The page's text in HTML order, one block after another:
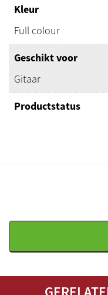
Kleur
Full colour
Geschikt voor
Gitaar
Productstatus